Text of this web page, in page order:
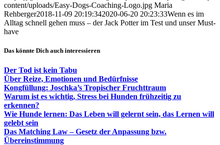
content/uploads/Easy-Dogs-Coaching-Logo.jpg Maria
Rehberger2018-11-09 20:19:342020-06-20 20:23:33Wenn es im
Alltag schnell gehen muss – der Jack Potter im Test und unser Must-
have
Das könnte Dich auch interessieren
Der Tod ist kein Tabu
Über Reize, Emotionen und Bedürfnisse
Kongfüllung: Joschka’s Tropischer Fruchttraum
Warum ist es wichtig, Stress bei Hunden frühzeitig zu
erkennen?
Wie Hunde lernen: Das Leben will gelernt sein, das Lernen will
gelebt sein
Das Matching Law – Gesetz der Anpassung bzw.
Übereinstimmung